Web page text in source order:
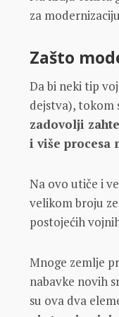
za
Zašto
Da bi neki tip
dejstva), tokom
zadovolji
i više procesa
Na ovo utiče i
velikom broju
postojećih
Mnoge zemlje
nabavke novih
su ova dva